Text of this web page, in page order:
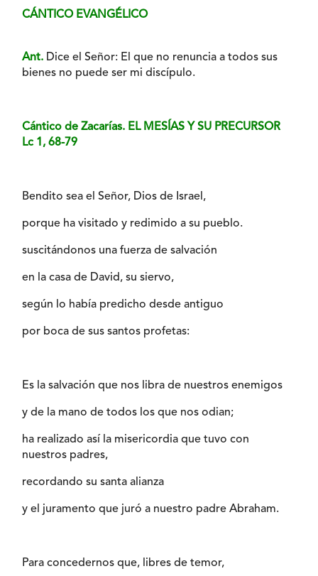
CÁNTICO EVANGÉLICO
Ant. Dice el Señor: El que no renuncia a todos sus
bienes no puede ser mi discípulo.
Cántico de Zacarías. EL MESÍAS Y SU PRECURSOR
Lc 1, 68-79
Bendito sea el Señor, Dios de Israel,
porque ha visitado y redimido a su pueblo.
suscitándonos una fuerza de salvación
en la casa de David, su siervo,
según lo había predicho desde antiguo
por boca de sus santos profetas:
Es la salvación que nos libra de nuestros enemigos
y de la mano de todos los que nos odian;
ha realizado así la misericordia que tuvo con
nuestros padres,
recordando su santa alianza
y el juramento que juró a nuestro padre Abraham.
Para concedernos que, libres de temor,